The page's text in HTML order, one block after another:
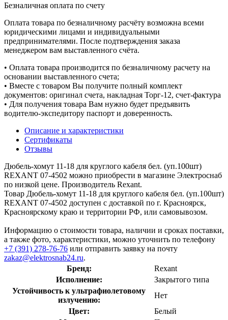
Безналичная оплата по счету
Оплата товара по безналичному расчёту возможна всеми
юридическими лицами и индивидуальными
предпринимателями. После подтверждения заказа
менеджером вам выставленного счёта.
• Оплата товара производится по безналичному расчету на
основании выставленного счета;
• Вместе с товаром Вы получите полный комплект
документов: оригинал счета, накладная Торг-12, счет-фактура
• Для получения товара Вам нужно будет предъявить
водителю-экспедитору паспорт и доверенность.
Описание и характеристики
Сертификаты
Отзывы
Дюбель-хомут 11-18 для круглого кабеля бел. (уп.100шт)
REXANT 07-4502 можно приобрести в магазине Электроснаб
по низкой цене. Производитель Rexant.
Товар Дюбель-хомут 11-18 для круглого кабеля бел. (уп.100шт)
REXANT 07-4502 доступен с доставкой по г. Красноярск,
Красноярскому краю и территории РФ, или самовывозом.
Информацию о стоимости товара, наличии и сроках поставки,
а также фото, характеристики, можно уточнить по телефону
+7 (391) 278-76-76 или отправить заявку на почту
zakaz@elektrosnab24.ru.
Бренд:
Rexant
Исполнение:
Закрытого типа
Устойчивость к ультрафиолетовому
излучению:
Нет
Цвет:
Белый